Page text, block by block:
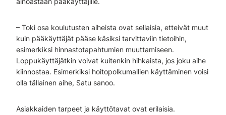
– Toki osa koulutusten aiheista ovat sellaisia, etteivät muut
kuin pääkäyttäjät pääse käsiksi tarvittaviin tietoihin,
esimerkiksi hinnastotapahtumien muuttamiseen.
Loppukäyttäjätkin voivat kuitenkin hihkaista, jos joku aihe
kiinnostaa. Esimerkiksi hoitopolkumallien käyttäminen voisi
olla tällainen aihe, Satu sanoo.
Asiakkaiden tarpeet ja käyttötavat ovat erilaisia.